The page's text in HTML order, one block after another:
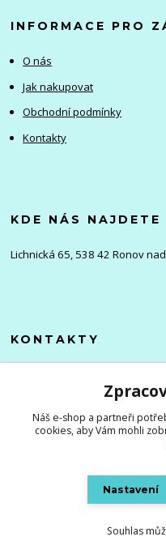
INFORMACE PRO
O nás
Jak nakupovat
Obchodní podmínky
Kontakty
KDE NÁS NAJDETE
Lichnická 65, 538 42 Ronov
KONTAKTY
+420 705 976 386
Vytvořeno na
Náš e-shop a partneři
cookies, aby Vám mohli
Nastavení
Souhlas